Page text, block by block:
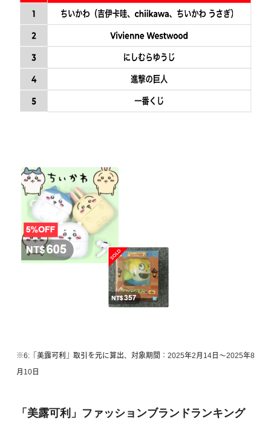
※6:「美露可利」取引を元に算出、対象期間：2025年2月14日〜2025年8
月10日
「美露可利」ファッションブランドランキング